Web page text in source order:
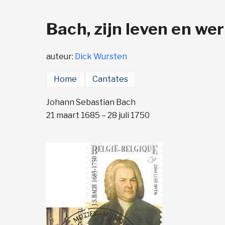
Bach, zijn leven en
auteur: Dick Wursten
Home Cantates
Johann Sebastian Bach
21 maart 1685 – 28 juli 1750